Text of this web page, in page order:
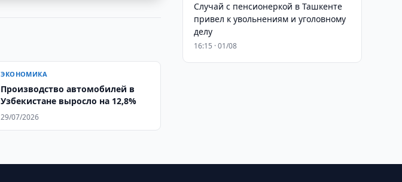
ЭКОНОМИКА
Производство автомобилей в
Узбекистане выросло на 12,8%
29/07/2026
Случай с пенсионеркой в Ташкенте
привел к увольнениям и уголовному
делу
16:15 · 01/08